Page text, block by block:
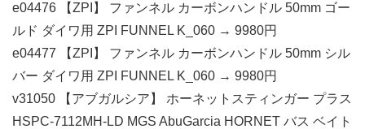
e04476 【ZPI】 ファンネル カーボンハンドル 50mm ゴー
ルド ダイワ用 ZPI FUNNEL K_060 → 9980円
e04477 【ZPI】 ファンネル カーボンハンドル 50mm シル
バー ダイワ用 ZPI FUNNEL K_060 → 9980円
v31050 【アブガルシア】 ホーネットスティンガー プラス
HSPC-7112MH-LD MGS AbuGarcia HORNET バス ベイト